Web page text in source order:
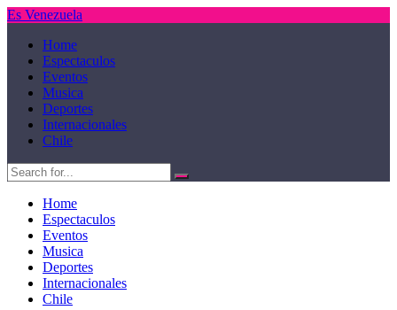
Es Venezuela
Home
Espectaculos
Eventos
Musica
Deportes
Internacionales
Chile
Home
Espectaculos
Eventos
Musica
Deportes
Internacionales
Chile